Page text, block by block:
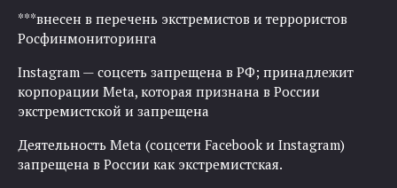
***внесен в перечень экстремистов и террористов
Росфинмониторинга
Instagram — соцсеть запрещена в РФ; принадлежит
корпорации Meta, которая признана в России
экстремистской и запрещена
Деятельность Meta (соцсети Facebook и Instagram)
запрещена в России как экстремистская.